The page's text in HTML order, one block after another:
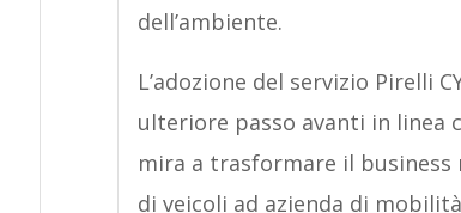
dell’ambiente.
L’adozione del servizio Pirelli
ulteriore passo avanti in linea
mira a trasformare il business
di veicoli ad azienda di